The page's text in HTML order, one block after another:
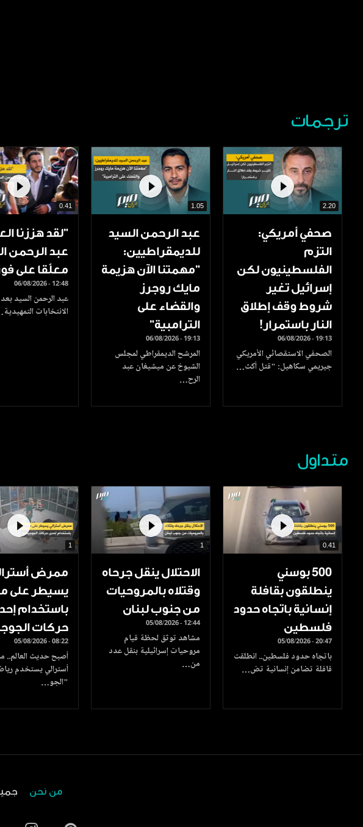
ترجمات
2.20
صحفي أمريكي:
التزم
الفلسطينيون لكن
إسرائيل تغير
شروط وقف إطلاق
النار باستمرار!
06/08/2026 - 19:13
الصحفي الاستقصائي الأمريكي
جيريمي سكاهيل: "قتل أكث…
1.05
عبد الرحمن السيد
للديمقراطيين:
"مهمتنا الآن هزيمة
مايك روجرز
والقضاء على
الترامبية"
06/08/2026 - 19:13
المرشح الديمقراطي لمجلس
الشيوخ عن ميشيغان عبد
الرح…
0.41
”لقد هززنا
عبد الرحمن
معلّقا على
06/08/2026 - 12:48
عبد الرحمن السيد
الانتخابات
متداول
0.41
500 بوسني
ينطلقون بقافلة
إنسانية باتجاه حدود
فلسطين
05/08/2026 - 20:47
باتجاه حدود فلسطين.. انطلقت
قافلة تضامن إنسانية تض…
1
الاحتلال ينقل جرحاه
وقتلاه بالمروحيات
من جنوب لبنان
05/08/2026 - 12:44
مشاهد توثق لحظة قيام
مروحيات إسرائيلية بنقل عدد
من…
1
ممرض
يسيطر على
باستخدام
حركات
05/08/2026 - 08:22
أصبح حديث العالم..
أسترالي يستخدم
"الجو…
من نحن